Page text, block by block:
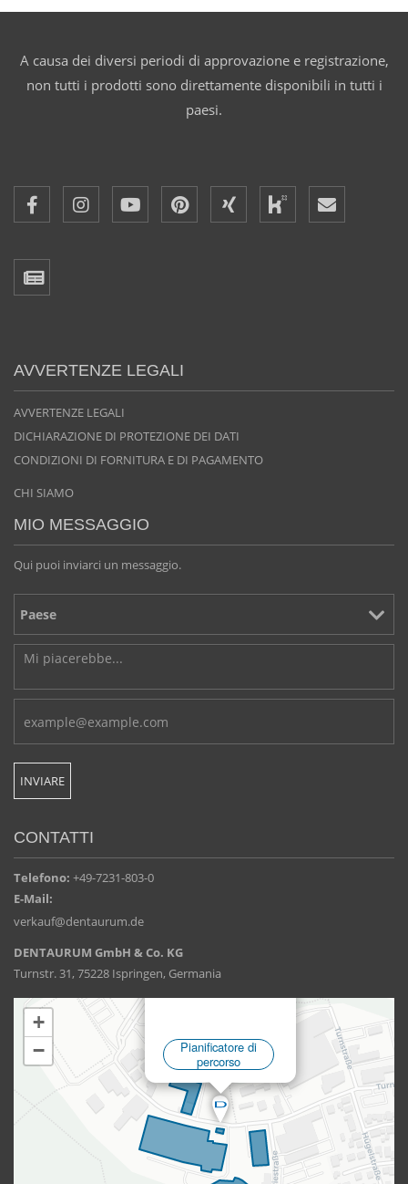
A causa dei diversi periodi di approvazione e registrazione,
non tutti i prodotti sono direttamente disponibili in tutti i
paesi.
AVVERTENZE LEGALI
AVVERTENZE LEGALI
DICHIARAZIONE DI PROTEZIONE DEI DATI
CONDIZIONI DI FORNITURA E DI PAGAMENTO
CHI SIAMO
MIO MESSAGGIO
Qui puoi inviarci un messaggio.
CONTATTI
Telefono: +49-7231-803-0
E-Mail:
verkauf@dentaurum.de
DENTAURUM GmbH & Co. KG
Turnstr. 31, 75228 Ispringen, Germania